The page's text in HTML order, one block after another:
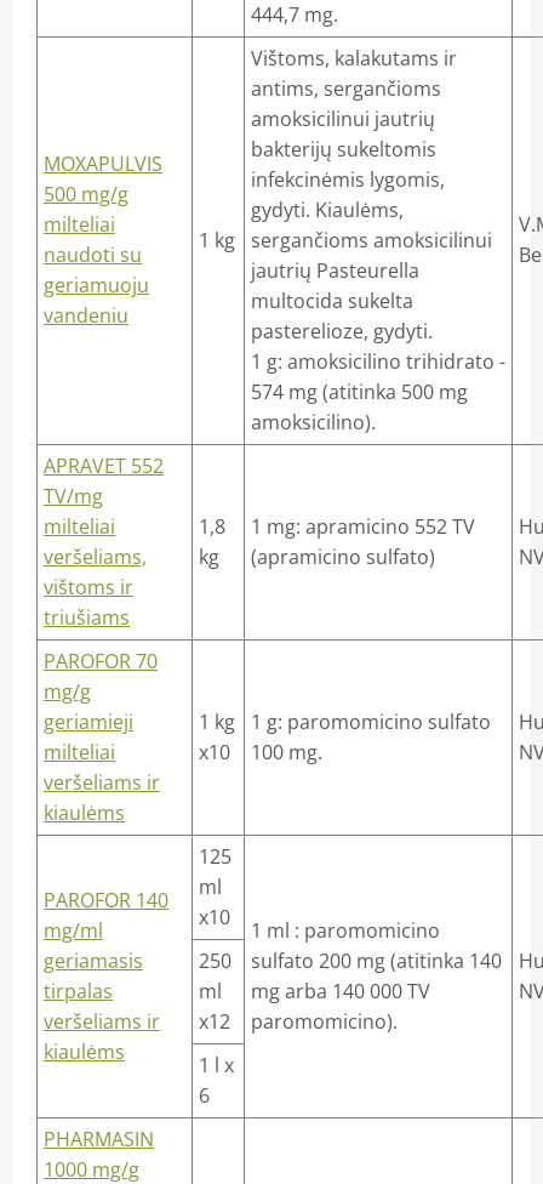
444,7 mg.
MOXAPULVIS
500 mg/g
milteliai
naudoti su
geriamuoju
vandeniu
1 kg
Vištoms, kalakutams ir
antims, sergančioms
amoksicilinui jautrių
bakterijų sukeltomis
infekcinėmis lygomis,
gydyti. Kiaulėms,
sergančioms amoksicilinui
jautrių Pasteurella
multocida sukelta
pasterelioze, gydyti.
1 g: amoksicilino trihidrato -
574 mg (atitinka 500 mg
amoksicilino).
APRAVET 552
TV/mg
milteliai
veršeliams,
vištoms ir
triušiams
1,8
kg
1 mg: apramicino 552 TV
(apramicino sulfato)
PAROFOR 70
mg/g
geriamieji
milteliai
veršeliams ir
kiaulėms
1 kg
x10
1 g: paromomicino sulfato
100 mg.
PAROFOR 140
mg/ml
geriamasis
tirpalas
veršeliams ir
kiaulėms
125
ml
x10
1 ml : paromomicino
sulfato 200 mg (atitinka 140
mg arba 140 000 TV
paromomicino).
250
ml
x12
1 l x
6
PHARMASIN
1000 mg/g